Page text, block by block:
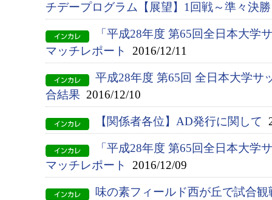
チデープログラム【展望】1回戦～準々決勝
「平成28年度 第65回全日本大学
マッチレポート
2016/12/11
平成28年度 第65回 全日本大学
合結果 2016/12/10
【関係者各位】AD発行に関して
「平成28年度 第65回全日本大学
マッチレポート
2016/12/09
味の素フィールド西が丘で試合